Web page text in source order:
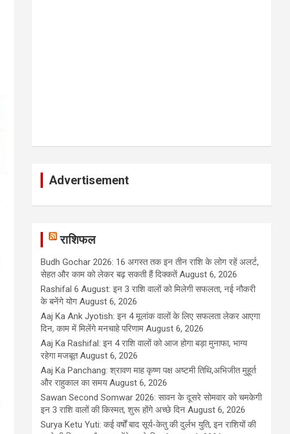
Advertisement
राशिफल
Budh Gochar 2026: 16 अगस्त तक इन तीन राशि के लोग रहें अलर्ट,
सेहत और काम को लेकर बढ़ सकती हैं दिक्कतें August 6, 2026
Rashifal 6 August: इन 3 राशि वालों को मिलेगी सफलता, नई नौकरी
के बनेंगे योग August 6, 2026
Aaj Ka Ank Jyotish: इन 4 मूलांक वालों के लिए सफलता लेकर आएगा
दिन, काम में मिलेंगे मनचाहे परिणाम August 6, 2026
Aaj Ka Rashifal: इन 4 राशि वालों को आज होगा बड़ा मुनाफा, भाग्य
रहेगा मजबूत August 6, 2026
Aaj Ka Panchang: श्रावण माह कृष्ण पक्ष अष्टमी तिथि,अभिजीत मुहूर्त
और राहुकाल का समय August 6, 2026
Sawan Second Somwar 2026: सावन के दूसरे सोमवार को चमकेगी
इन 3 राशि वालों की किस्मत, शुरू होंगे अच्छे दिन August 6, 2026
Surya Ketu Yuti: कई वर्षों बाद सूर्य-केतु की दुर्लभ युति, इन राशियों की